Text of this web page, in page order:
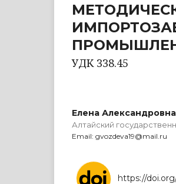
УДК 338.45
Елена
Алтайский
Email: gvozdeva19@mail.ru
https://